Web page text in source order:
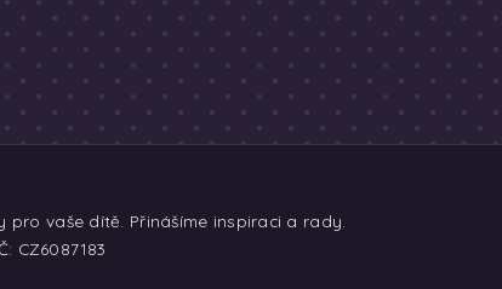
vaše dítě. Přinášíme inspiraci a rady.
CZ6087183